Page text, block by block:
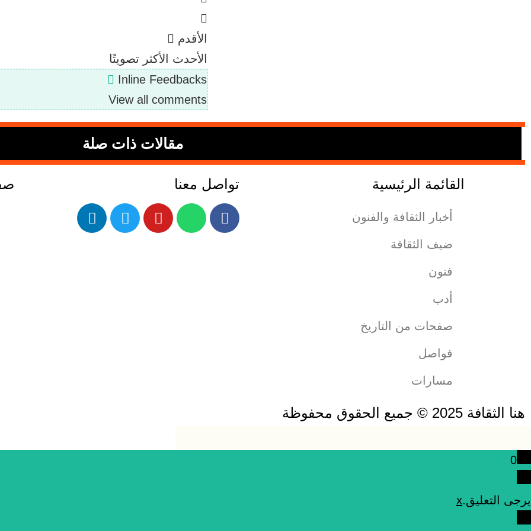
الأقدم
الأحدث
الأكثر تصويتًا
Inline Feedbacks
View all comments
مقالات ذات صلة
القائمة الرئيسية
أخبار الثقافة والفنون
ضيف الثقافة
فنون
أدب
صفحات من التاريخ
فواصل
مسارات
تواصل معنا
هنا الثقافة 2025 © جميع الحقوق محفوظة
0
يرجى التعليق.x